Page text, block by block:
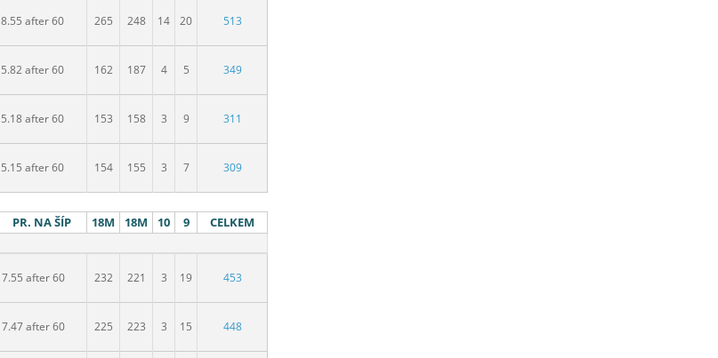
8.55 after 60 265 248 14 20 513
5.82 after 60 162 187 4 5 349
5.18 after 60 153 158 3 9 311
5.15 after 60 154 155 3 7 309
PR. NA ŠÍP 18M 18M 10 9 CELKEM
7.55 after 60 232 221 3 19 453
7.47 after 60 225 223 3 15 448